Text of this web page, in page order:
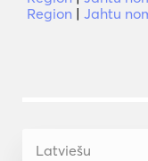
Region | Jahtu